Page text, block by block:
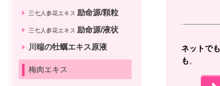
ネットで
も
三七人参花エキス 励命源/顆粒
三七人参花エキス 励命源/液状
川端の牡蠣エキス原液
梅肉エキス